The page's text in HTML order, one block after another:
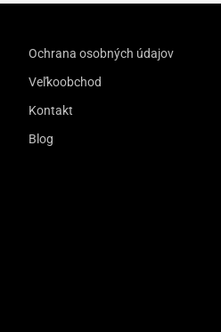
Ochrana osobných údajov
Veľkoobchod
Kontakt
Blog